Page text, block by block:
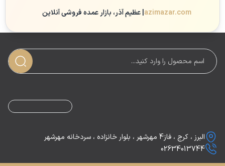
azimazar.com | عظیم آذر، بازار عمده فروشی آنلاین
البرز ، کرج ، فاز4 مهرشهر ، بلوار خانزاده ، سردخانه مهرشهر
02634013744